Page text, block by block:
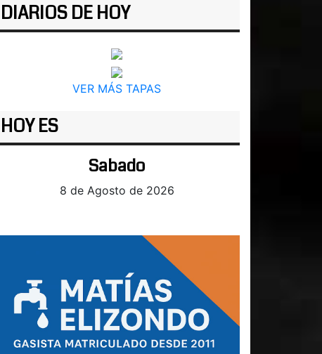
DIARIOS DE HOY
VER MÁS TAPAS
HOY ES
Sabado
8 de Agosto de 2026